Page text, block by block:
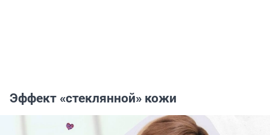
Эффект «стеклянной» кожи